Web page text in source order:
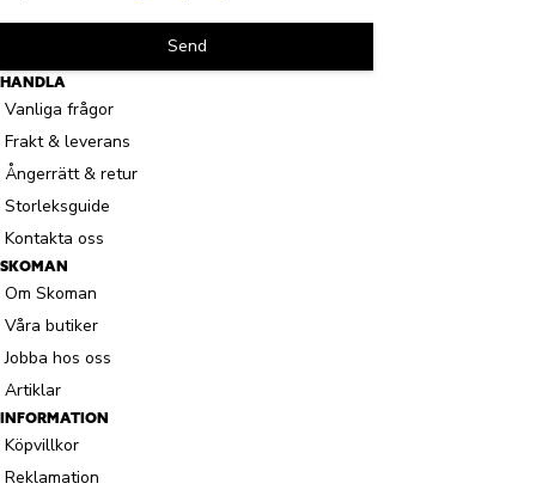
Send
HANDLA
Vanliga frågor
Frakt & leverans
Ångerrätt & retur
Storleksguide
Kontakta oss
SKOMAN
Om Skoman
Våra butiker
Jobba hos oss
Artiklar
INFORMATION
Köpvillkor
Reklamation